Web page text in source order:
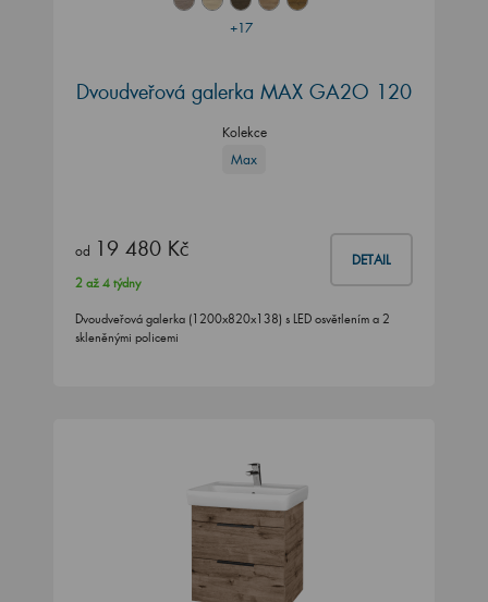
+17
Dvoudveřová galerka MAX GA2O 120
Kolekce
Max
od 19 480 Kč DETAIL
2 až 4 týdny
Dvoudveřová galerka (1200x820x138) s LED osvětlením a 2
skleněnými policemi